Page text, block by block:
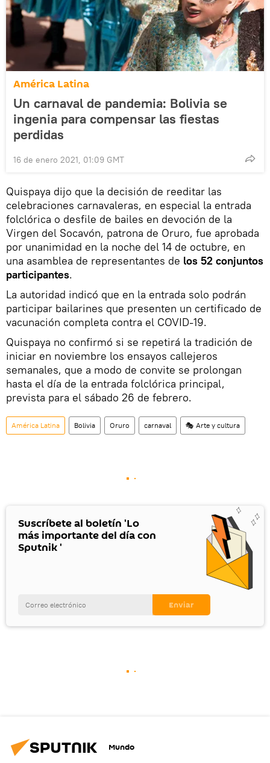
América Latina
Un carnaval de pandemia: Bolivia se
ingenia para compensar las fiestas
perdidas
16 de enero 2021, 01:09 GMT
Quispaya dijo que la decisión de reeditar las
celebraciones carnavaleras, en especial la entrada
folclórica o desfile de bailes en devoción de la
Virgen del Socavón, patrona de Oruro, fue aprobada
por unanimidad en la noche del 14 de octubre, en
una asamblea de representantes de los 52 conjuntos
participantes.
La autoridad indicó que en la entrada solo podrán
participar bailarines que presenten un certificado de
vacunación completa contra el COVID-19.
Quispaya no confirmó si se repetirá la tradición de
iniciar en noviembre los ensayos callejeros
semanales, que a modo de convite se prolongan
hasta el día de la entrada folclórica principal,
prevista para el sábado 26 de febrero.
América Latina Bolivia Oruro carnaval 🎭 Arte y cultura
Suscríbete al boletín 'Lo
más importante del día con
Sputnik '
Mundo